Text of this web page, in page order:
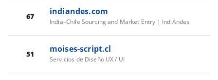
67 indiandes.com
India–Chile Sourcing and Market Entry | IndiAndes
51 moises-script.cl
Servicios de Diseño UX / UI